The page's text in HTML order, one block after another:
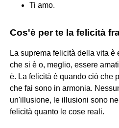
Ti amo.
Cos'è per te la felicità
La suprema felicità della vita è
che si è o, meglio, essere
è. La felicità è quando ciò che
che fai sono in armonia.
un'illusione, le illusioni sono
felicità quanto le cose reali.